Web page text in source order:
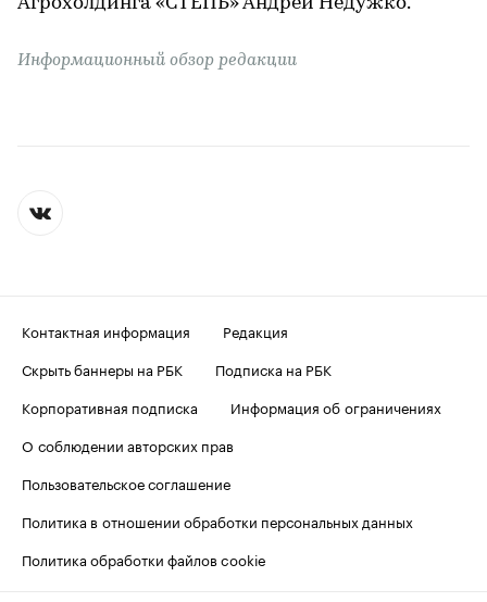
Информационный обзор редакции
Контактная информация
Редакция
Скрыть баннеры на РБК
Подписка на РБК
Корпоративная подписка
Информация об ограничениях
О соблюдении авторских прав
Пользовательское соглашение
Политика в отношении обработки персональных данных
Политика обработки файлов cookie